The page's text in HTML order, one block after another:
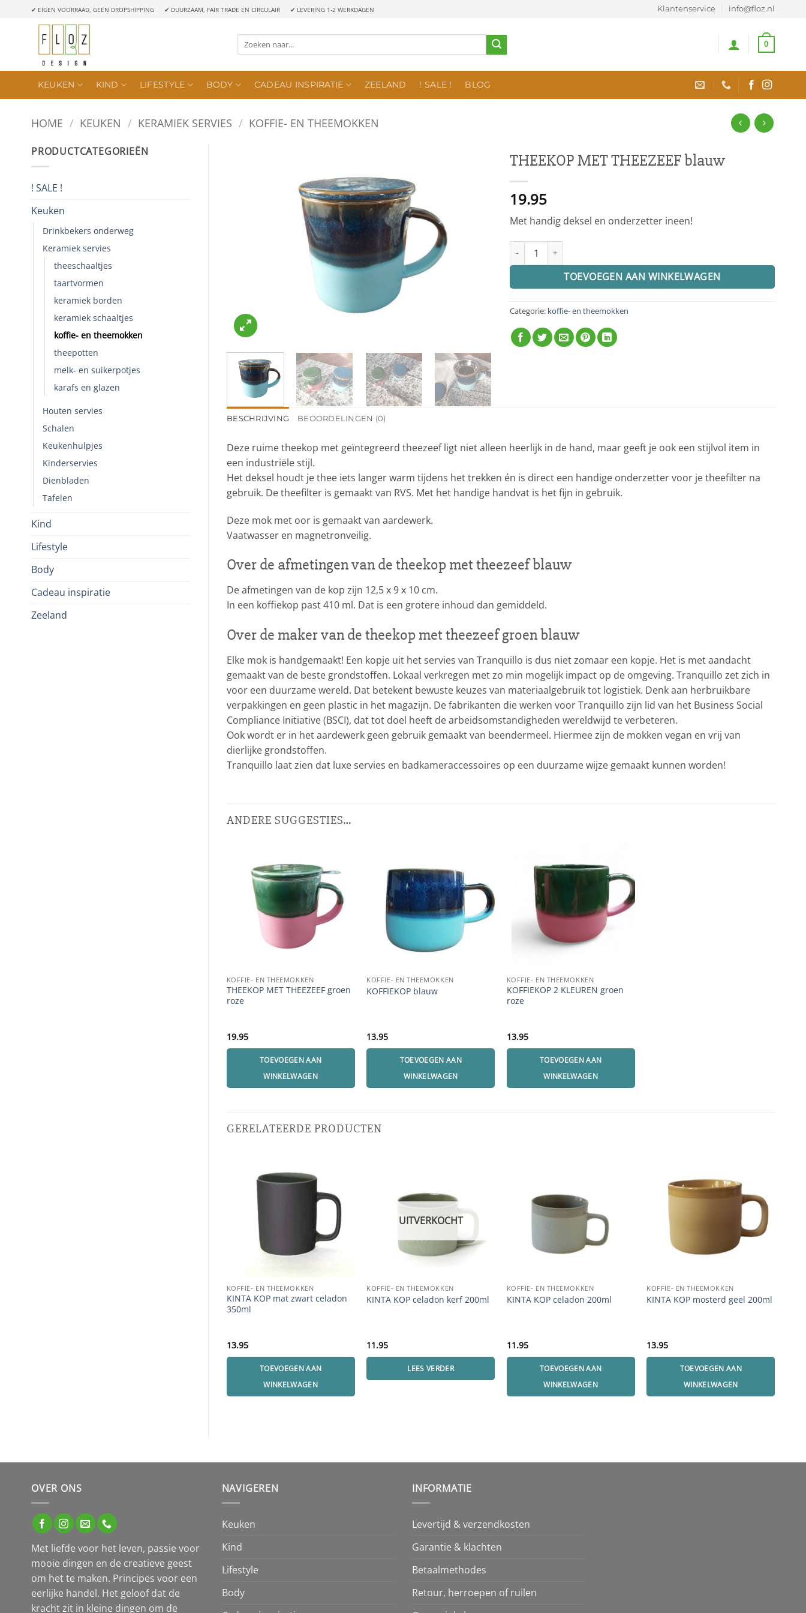
✔ EIGEN VOORRAAD, GEEN DROPSHIPPING ✔ DUURZAAM, FAIR TRADE EN CIRCULAIR ✔ LEVERING 1-2 WERKDAGEN Klantenservice info@floz.nl
Zoeken
0
KEUKEN KIND LIFESTYLE BODY CADEAU INSPIRATIE ZEELAND ! SALE ! BLOG
HOME / KEUKEN / KERAMIEK SERVIES / KOFFIE- EN THEEMOKKEN
PRODUCTCATEGORIEËN
! SALE !
Keuken
Drinkbekers onderweg
Keramiek servies
theeschaaltjes
taartvormen
keramiek borden
keramiek schaaltjes
koffie- en theemokken
theepotten
melk- en suikerpotjes
karafs en glazen
Houten servies
Schalen
Keukenhulpjes
Kinderservies
Dienbladen
Tafelen
Kind
Lifestyle
Body
Cadeau inspiratie
Zeeland
THEEKOP MET THEEZEEF blauw
19.95
Met handig deksel en onderzetter ineen!
THEEKOP MET THEEZEEF blauw aantal
TOEVOEGEN AAN WINKELWAGEN
Categorie: koffie- en theemokken
BESCHRIJVING BEOORDELINGEN (0)
Deze ruime theekop met geïntegreerd theezeef ligt niet alleen heerlijk in de hand, maar geeft je ook een stijlvol item in
een industriële stijl.
Het deksel houdt je thee iets langer warm tijdens het trekken én is direct een handige onderzetter voor je theefilter na
gebruik. De theefilter is gemaakt van RVS. Met het handige handvat is het fijn in gebruik.
Deze mok met oor is gemaakt van aardewerk.
Vaatwasser en magnetronveilig.
Over de afmetingen van de theekop met theezeef blauw
De afmetingen van de kop zijn 12,5 x 9 x 10 cm.
In een koffiekop past 410 ml. Dat is een grotere inhoud dan gemiddeld.
Over de maker van de theekop met theezeef groen blauw
Elke mok is handgemaakt! Een kopje uit het servies van Tranquillo is dus niet zomaar een kopje. Het is met aandacht
gemaakt van de beste grondstoffen. Lokaal verkregen met zo min mogelijk impact op de omgeving. Tranquillo zet zich in
voor een duurzame wereld. Dat betekent bewuste keuzes van materiaalgebruik tot logistiek. Denk aan herbruikbare
verpakkingen en geen plastic in het magazijn. De fabrikanten die werken voor Tranquillo zijn lid van het Business Social
Compliance Initiative (BSCI), dat tot doel heeft de arbeidsomstandigheden wereldwijd te verbeteren.
Ook wordt er in het aardewerk geen gebruik gemaakt van beendermeel. Hiermee zijn de mokken vegan en vrij van
dierlijke grondstoffen.
Tranquillo laat zien dat luxe servies en badkameraccessoires op een duurzame wijze gemaakt kunnen worden!
ANDERE SUGGESTIES…
KOFFIE- EN THEEMOKKEN
THEEKOP MET THEEZEEF groen
roze
19.95
TOEVOEGEN AAN
WINKELWAGEN
KOFFIE- EN THEEMOKKEN
KOFFIEKOP blauw
13.95
TOEVOEGEN AAN
WINKELWAGEN
KOFFIE- EN THEEMOKKEN
KOFFIEKOP 2 KLEUREN groen
roze
13.95
TOEVOEGEN AAN
WINKELWAGEN
GERELATEERDE PRODUCTEN
KOFFIE- EN THEEMOKKEN
KINTA KOP mat zwart celadon
350ml
13.95
TOEVOEGEN AAN
WINKELWAGEN
UITVERKOCHT
KOFFIE- EN THEEMOKKEN
KINTA KOP celadon kerf 200ml
11.95
LEES VERDER
KOFFIE- EN THEEMOKKEN
KINTA KOP celadon 200ml
11.95
TOEVOEGEN AAN
WINKELWAGEN
KOFFIE- EN THEEMOKKEN
KINTA KOP mosterd geel 200ml
13.95
TOEVOEGEN AAN
WINKELWAGEN
OVER ONS
Met liefde voor het leven, passie voor
mooie dingen en de creatieve geest
om het te maken. Principes voor een
eerlijke handel. Het geloof dat de
kracht zit in kleine dingen om de
NAVIGEREN
Keuken
Kind
Lifestyle
Body
INFORMATIE
Levertijd & verzendkosten
Garantie & klachten
Betaalmethodes
Retour, herroepen of ruilen